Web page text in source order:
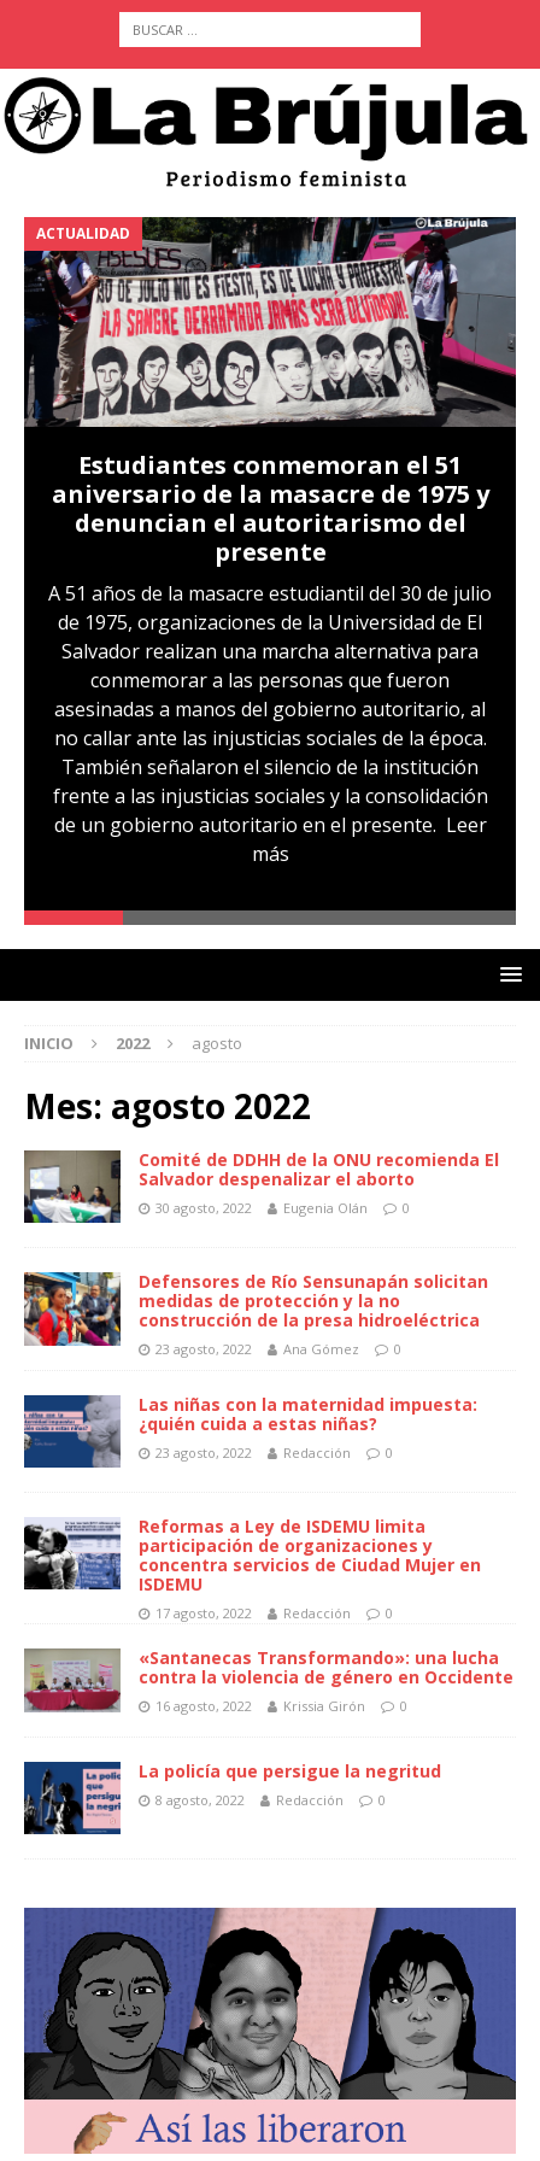
ACTUALIDAD
Estudiantes conmemoran el 51
aniversario de la masacre de 1975 y
denuncian el autoritarismo del
presente
A 51 años de la masacre estudiantil del 30 de julio
de 1975, organizaciones de la Universidad de El
Salvador realizan una marcha alternativa para
conmemorar a las personas que fueron
asesinadas a manos del gobierno autoritario, al
no callar ante las injusticias sociales de la época.
También señalaron el silencio de la institución
frente a las injusticias sociales y la consolidación
de un gobierno autoritario en el presente. Leer
más
INICIO 2022 agosto
Mes: agosto 2022
Comité de DDHH de la ONU recomienda El
Salvador despenalizar el aborto
30 agosto, 2022 Eugenia Olán 0
Defensores de Río Sensunapán solicitan
medidas de protección y la no
construcción de la presa hidroeléctrica
23 agosto, 2022 Ana Gómez 0
Las niñas con la maternidad impuesta:
¿quién cuida a estas niñas?
23 agosto, 2022 Redacción 0
Reformas a Ley de ISDEMU limita
participación de organizaciones y
concentra servicios de Ciudad Mujer en
ISDEMU
17 agosto, 2022 Redacción 0
«Santanecas Transformando»: una lucha
contra la violencia de género en Occidente
16 agosto, 2022 Krissia Girón 0
La policía que persigue la negritud
8 agosto, 2022 Redacción 0